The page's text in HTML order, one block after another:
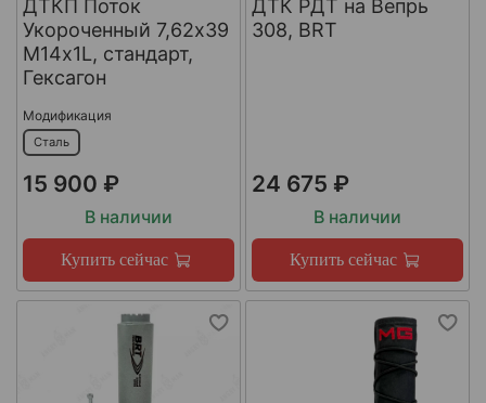
ДТКП Поток
Укороченный 7,62х39
М14х1L, стандарт,
Гексагон
Модификация
Сталь
15 900 ₽
В наличии
Купить сейчас
ДТК РДТ на Вепрь
308, BRT
24 675 ₽
В наличии
Купить сейчас